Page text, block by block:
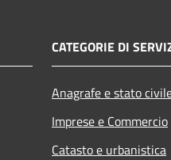
CATEGORIE DI
Anagrafe e stato
Imprese e Commercio
Catasto e urbanistica